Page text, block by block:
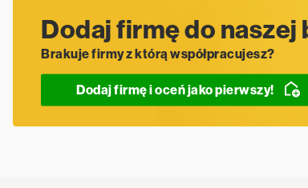
Dodaj firmę do naszej
Brakuje firmy z którą współpracujesz?
Dodaj firmę i oceń jako pierwszy!